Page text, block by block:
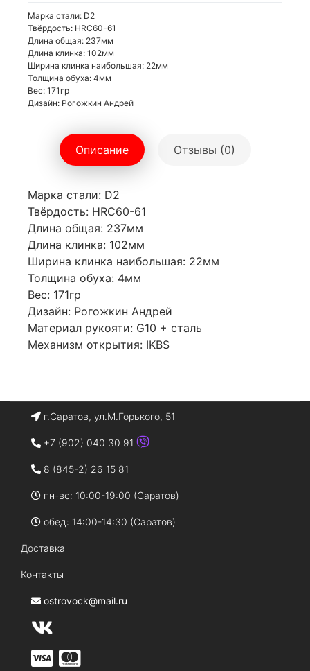
Марка стали: D2
Твёрдость: HRC60-61
Длина общая: 237мм
Длина клинка: 102мм
Ширина клинка наибольшая: 22мм
Толщина обуха: 4мм
Вес: 171гр
Дизайн: Рогожкин Андрей
Описание Отзывы (0)
Марка стали: D2
Твёрдость: HRC60-61
Длина общая: 237мм
Длина клинка: 102мм
Ширина клинка наибольшая: 22мм
Толщина обуха: 4мм
Вес: 171гр
Дизайн: Рогожкин Андрей
Материал рукояти: G10 + сталь
Механизм открытия: IKBS
г.Саратов, ул.М.Горького, 51
+7 (902) 040 30 91
8 (845-2) 26 15 81
пн-вс: 10:00-19:00 (Саратов)
обед: 14:00-14:30 (Саратов)
Доставка
Контакты
ostrovock@mail.ru